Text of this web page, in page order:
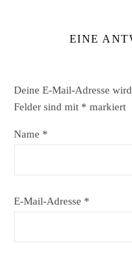
EINE
Deine E-Mail-Adresse
Felder sind mit * markiert
Name *
E-Mail-Adresse *